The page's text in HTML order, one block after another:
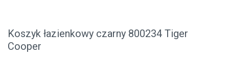
Koszyk łazienkowy czarny 800234 Tiger
Cooper